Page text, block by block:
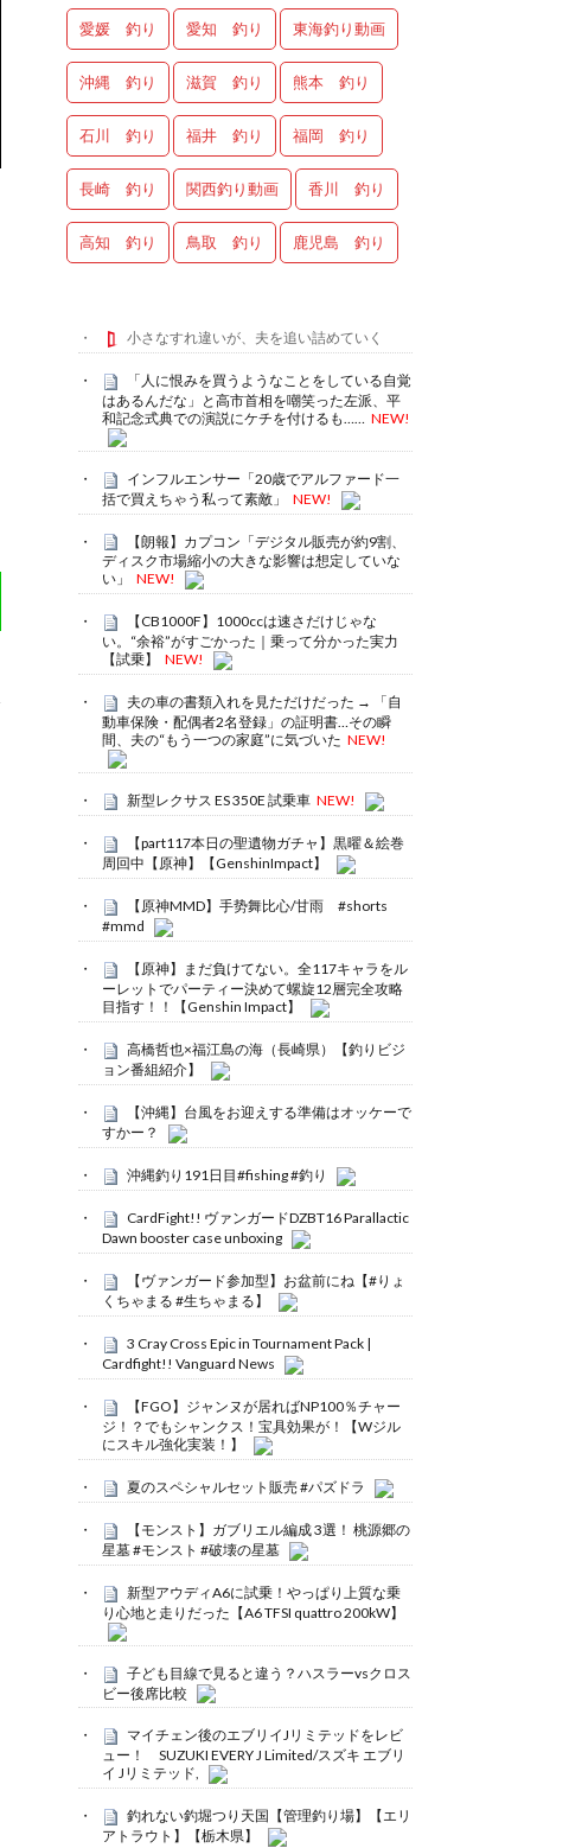
愛媛 釣り 愛知 釣り 東海釣り動画
沖縄 釣り 滋賀 釣り 熊本 釣り
石川 釣り 福井 釣り 福岡 釣り
長崎 釣り 関西釣り動画 香川 釣り
高知 釣り 鳥取 釣り 鹿児島 釣り
小さなすれ違いが、夫を追い詰めていく
「人に恨みを買うようなことをしている自覚
はあるんだな」と高市首相を嘲笑った左派、平
和記念式典での演説にケチを付けるも……
NEW!
インフルエンサー「20歳でアルファード一
括で買えちゃう私って素敵」
NEW!
【朗報】カプコン「デジタル販売が約9割、
ディスク市場縮小の大きな影響は想定していな
い」
NEW!
【CB1000F】1000ccは速さだけじゃな
い。“余裕”がすごかった｜乗って分かった実力
【試乗】
NEW!
夫の車の書類入れを見ただけだった → 「自
動車保険・配偶者2名登録」の証明書…その瞬
間、夫の“もう一つの家庭”に気づいた NEW!
新型レクサス ES 350E 試乗車 NEW!
【part117本日の聖遺物ガチャ】黒曜＆絵巻
周回中【原神】【GenshinImpact】
【原神MMD】手势舞比心/甘雨 #shorts
#mmd
【原神】まだ負けてない。全117キャラをル
ーレットでパーティー決めて螺旋12層完全攻略
目指す！！【Genshin Impact】
高橋哲也×福江島の海（長崎県）【釣りビジ
ョン番組紹介】
【沖縄】台風をお迎えする準備はオッケーで
すかー？
沖縄釣り191日目#fishing #釣り
CardFight!! ヴァンガードDZBT16 Parallactic
Dawn booster case unboxing
【ヴァンガード参加型】お盆前にね【#りょ
くちゃまる #生ちゃまる】
3 Cray Cross Epic in Tournament Pack |
Cardfight!! Vanguard News
【FGO】ジャンヌが居ればNP100％チャー
ジ！？でもシャンクス！宝具効果が！【Wジル
にスキル強化実装！】
夏のスペシャルセット販売 #パズドラ
【モンスト】ガブリエル編成 3選！ 桃源郷の
星墓 #モンスト #破壊の星墓
新型アウディA6に試乗！やっぱり上質な乗
り心地と走りだった【A6 TFSI quattro 200kW】
子ども目線で見ると違う？ハスラーvsクロス
ビー後席比較
マイチェン後のエブリイJリミテッドをレビ
ュー！ SUZUKI EVERY J Limited/スズキ エブリ
イ Jリミテッド,
釣れない釣堀つり天国【管理釣り場】【エリ
アトラウト】【栃木県】